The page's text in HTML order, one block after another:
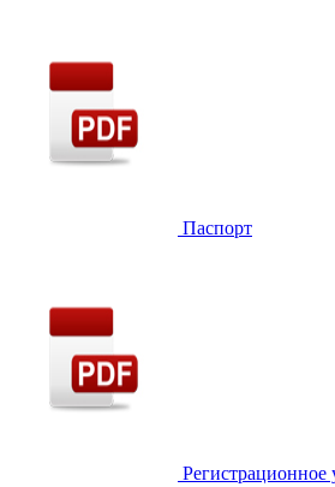
Паспорт
Регистрационное